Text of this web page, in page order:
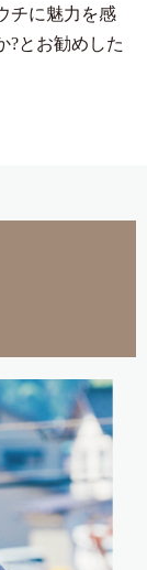
チに魅力を感
?とお勧めした